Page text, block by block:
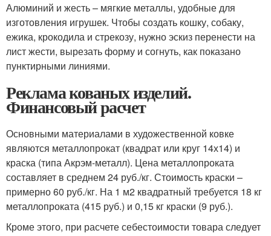
Алюминий и жесть – мягкие металлы, удобные для
изготовления игрушек. Чтобы создать кошку, собаку,
ежика, крокодила и стрекозу, нужно эскиз перенести на
лист жести, вырезать форму и согнуть, как показано
пунктирными линиями.
Реклама кованых изделий.
Финансовый расчет
Основными материалами в художественной ковке
являются металлопрокат (квадрат или круг 14х14) и
краска (типа Акрэм-металл). Цена металлопроката
составляет в среднем 24 руб./кг. Стоимость краски –
примерно 60 руб./кг. На 1 м2 квадратный требуется 18 кг
металлопроката (415 руб.) и 0,15 кг краски (9 руб.).
Кроме этого, при расчете себестоимости товара следует